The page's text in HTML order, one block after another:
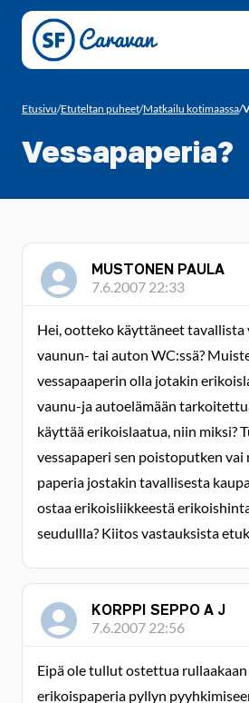
Siirry sivun sisältöön
Etusivu/Etuteltan puheet/Matkailu kotimaassa/
Vessapaperia?
MUSTONEN PAULA
7.6.2007 22:33
Hei, ootteko käyttäneet tavallista
vaunun- tai auton WC:ssä?
vessapaaperin olla jotakin
vaunu-ja autoelämään
käyttää erikoislaatua, niin miksi?
vessapaperi sen poistoputken vai
paperia jostakin tavallisesta
ostaa erikoisliikkeestä
seudullla? Kiitos vastauksista
KORPPI SEPPO A J
7.6.2007 22:56
Eipä ole tullut ostettua
erikoispaperia pyllyn